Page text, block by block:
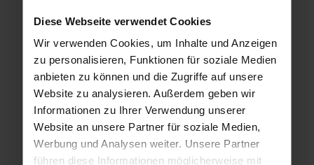
Diese Webseite verwendet Cookies
Wir verwenden Cookies, um Inhalte und Anzeigen
zu personalisieren, Funktionen für soziale Medien
anbieten zu können und die Zugriffe auf unsere
Website zu analysieren. Außerdem geben wir
Informationen zu Ihrer Verwendung unserer
Website an unsere Partner für soziale Medien,
Werbung und Analysen weiter. Unsere Partner
führen diese Informationen möglicherweise mit
Do,
27.08.2026
09:00
Do,
03.09.2026
09:00